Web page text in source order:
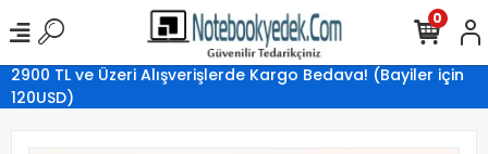
2900 TL ve Üzeri Alışverişlerde Kargo Bedava! (Bayiler için
120USD)
0